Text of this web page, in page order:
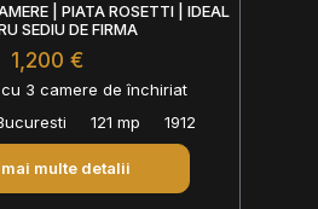
| PIATA ROSETTI | IDEAL
SEDIU DE FIRMA
1,200 €
3 camere de închiriat
121 mp 1912
multe detalii